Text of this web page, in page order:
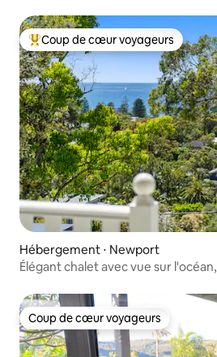
Coups de cœur voyageurs les plus
Coup de cœur voyageurs
Hébergement ⋅ Newport
Élégant chalet avec vue sur
Coup de cœur voyageurs
Coup de cœur voyageurs